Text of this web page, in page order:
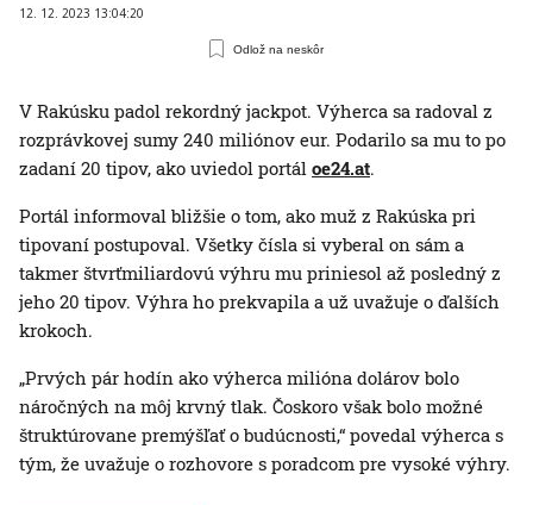
12. 12. 2023 13:04:20
Odlož na neskôr
V Rakúsku padol rekordný jackpot. Výherca sa radoval z
rozprávkovej sumy 240 miliónov eur. Podarilo sa mu to po
zadaní 20 tipov, ako uviedol portál oe24.at.
Portál informoval bližšie o tom, ako muž z Rakúska pri
tipovaní postupoval. Všetky čísla si vyberal on sám a
takmer štvrťmiliardovú výhru mu priniesol až posledný z
jeho 20 tipov. Výhra ho prekvapila a už uvažuje o ďalších
krokoch.
„Prvých pár hodín ako výherca milióna dolárov bolo
náročných na môj krvný tlak. Čoskoro však bolo možné
štruktúrovane premýšľať o budúcnosti,“ povedal výherca s
tým, že uvažuje o rozhovore s poradcom pre vysoké výhry.